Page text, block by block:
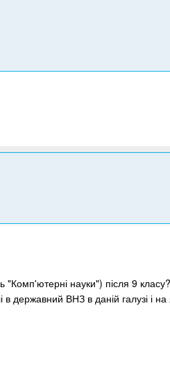
"Комп'ютерні науки") після 9
державний ВНЗ в даній галузі і